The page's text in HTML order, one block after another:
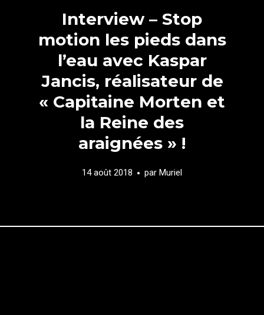
Interview – Stop
motion les pieds dans
l’eau avec Kaspar
Jancis, réalisateur de
« Capitaine Morten et
la Reine des
araignées » !
14 août 2018 par Muriel